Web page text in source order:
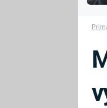
PRVNÍ SVĚTOVÁ